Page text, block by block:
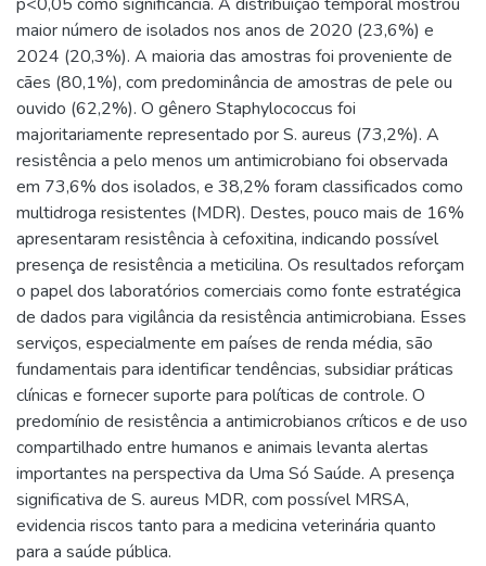
maior número de isolados nos anos de 2020 (23,6%) e
2024 (20,3%). A maioria das amostras foi proveniente de
cães (80,1%), com predominância de amostras de pele ou
ouvido (62,2%). O gênero Staphylococcus foi
majoritariamente representado por S. aureus (73,2%). A
resistência a pelo menos um antimicrobiano foi observada
em 73,6% dos isolados, e 38,2% foram classificados como
multidroga resistentes (MDR). Destes, pouco mais de 16%
apresentaram resistência à cefoxitina, indicando possível
presença de resistência a meticilina. Os resultados reforçam
o papel dos laboratórios comerciais como fonte estratégica
de dados para vigilância da resistência antimicrobiana. Esses
serviços, especialmente em países de renda média, são
fundamentais para identificar tendências, subsidiar práticas
clínicas e fornecer suporte para políticas de controle. O
predomínio de resistência a antimicrobianos críticos e de uso
compartilhado entre humanos e animais levanta alertas
importantes na perspectiva da Uma Só Saúde. A presença
significativa de S. aureus MDR, com possível MRSA,
evidencia riscos tanto para a medicina veterinária quanto
para a saúde pública.